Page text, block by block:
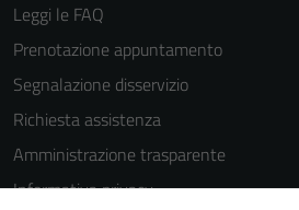
Leggi le FAQ
Prenotazione appuntamento
Segnalazione disservizio
Richiesta assistenza
Amministrazione trasparente
Informativa privacy